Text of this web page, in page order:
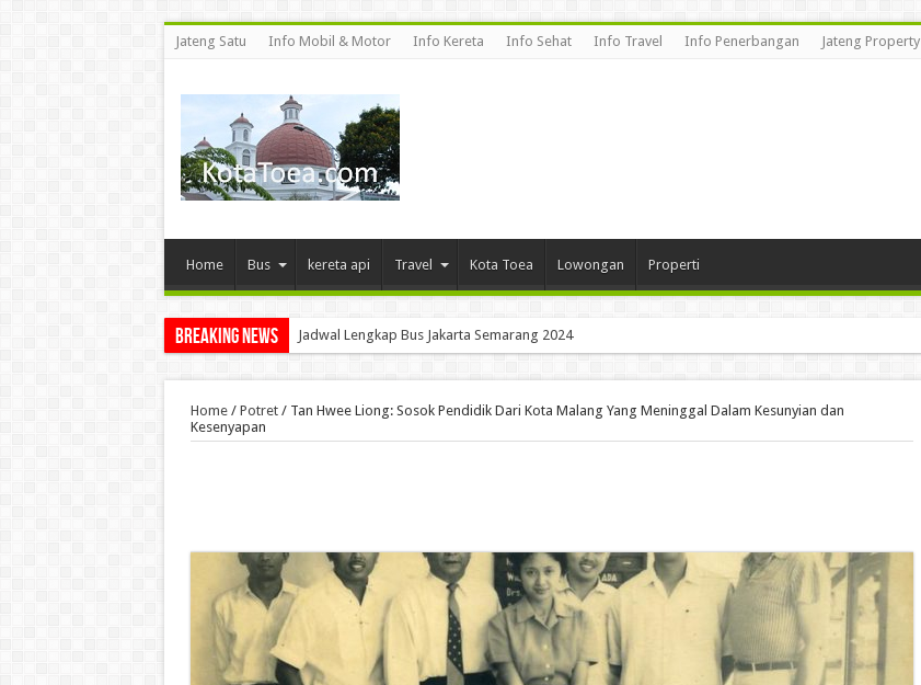
Jateng Satu Info Mobil & Motor Info Kereta Info Sehat Info Travel Info Penerbangan Jateng Property
Home Bus kereta api Travel Kota Toea Lowongan Properti
Breaking News Jadwal Lengkap Bus Jakarta Semarang 2024
Home/ Potret/ Tan Hwee Liong: Sosok Pendidik Dari Kota Malang Yang Meninggal Dalam Kesunyian dan
Kesenyapan